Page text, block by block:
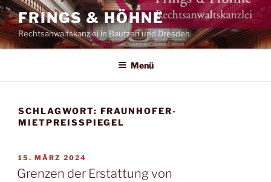
Zum
Inhalt
springen
FRINGS & HÖHNE
Rechtsanwaltskanzlei in Bautzen und Dresden
Menü
SCHLAGWORT: FRAUNHOFER-
MIETPREISSPIEGEL
VERÖFFENTLICHT
AM
15. MÄRZ 2024
Grenzen der Erstattung von